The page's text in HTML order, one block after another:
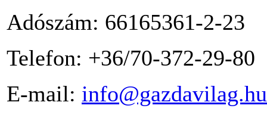
Adószám: 66165361-2-23
Telefon: +36/70-372-29-80
E-mail: info@gazdavilag.hu